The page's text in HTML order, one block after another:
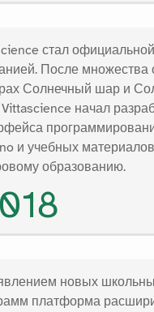
стал официальной
После множества
Солнечный шар и
Vittascience начал
и учебных
образованию.
новых
платформа